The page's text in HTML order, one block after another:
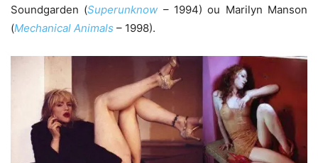
Soundgarden (Superunknow – 1994) ou Marilyn Manson
(Mechanical Animals – 1998).